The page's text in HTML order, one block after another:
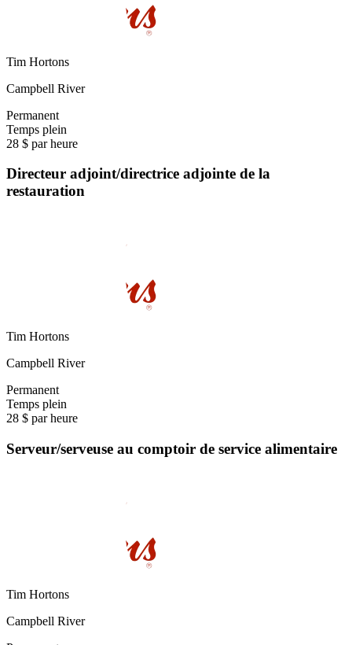
Tim Hortons
Campbell River
Permanent
Temps plein
28 $ par heure
Directeur adjoint/directrice adjointe de la
restauration
Tim Hortons
Campbell River
Permanent
Temps plein
28 $ par heure
Serveur/serveuse au comptoir de service alimentaire
Tim Hortons
Campbell River